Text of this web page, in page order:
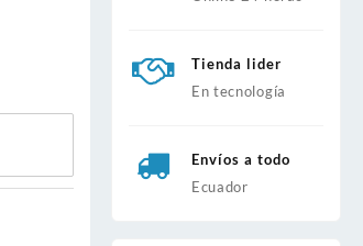
Tienda lider
En tecnología
Envíos a todo
Ecuador